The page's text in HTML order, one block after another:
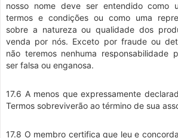
nosso nome deve ser entendido como
termos e condições ou como uma
sobre a natureza ou qualidade dos
venda por nós. Exceto por fraude ou
não teremos nenhuma responsabilidade
ser falsa ou enganosa.
17.6 A menos que expressamente
Termos sobreviverão ao término de sua
17.8 O membro certifica que leu e